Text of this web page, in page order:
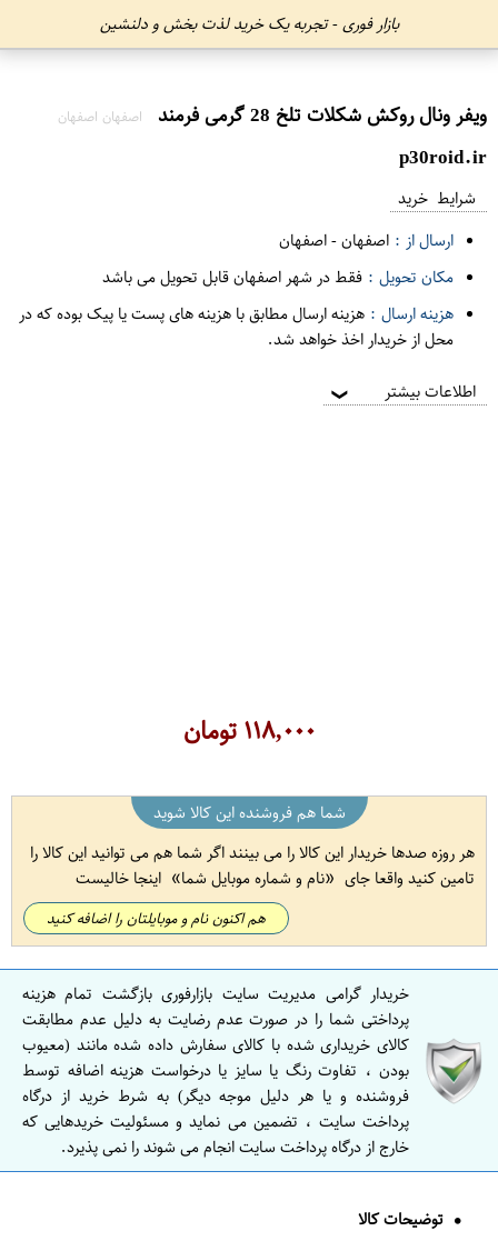
بازار فوری - تجربه یک خرید لذت بخش و دلنشین
ویفر ونال روکش شکلات تلخ 28 گرمی فرمند اصفهان اصفهان
p30roid.ir
شرایط خرید
ارسال از : اصفهان-اصفهان
مکان تحویل : فقط در شهر اصفهان قابل تحویل می باشد
هزینه ارسال : هزینه ارسال مطابق با هزینه های پست یا پیک بوده که در
محل از خریدار اخذ خواهد شد.
اطلاعات بیشتر ❯
۱۱۸,۰۰۰تومان
شما هم فروشنده این کالا شوید
هر روزه صدها خریدار این کالا را می بینند اگر شما هم می توانید این کالا را
تامین کنید واقعا جای
نام و شماره موبایل شما اینجا خالیست
هم اکنون نام و موبایلتان را اضافه کنید
خریدار گرامی مدیریت سایت بازارفوری بازگشت تمام هزینه
پرداختی شما را در صورت عدم رضایت به دلیل عدم مطابقت
کالای خریداری شده با کالای سفارش داده شده مانند (معیوب
بودن ، تفاوت رنگ یا سایز یا درخواست هزینه اضافه توسط
فروشنده و یا هر دلیل موجه دیگر) به شرط خرید از درگاه
پرداخت سایت ، تضمین می نماید و مسئولیت خریدهایی که
خارج از درگاه پرداخت سایت انجام می شوند را نمی پذیرد.
توضیحات کالا